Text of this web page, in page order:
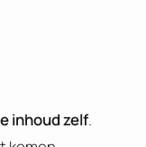
inhoud zelf.